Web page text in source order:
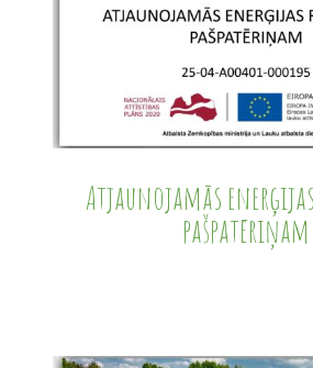
Atjaunojamās
pašpatēriņam